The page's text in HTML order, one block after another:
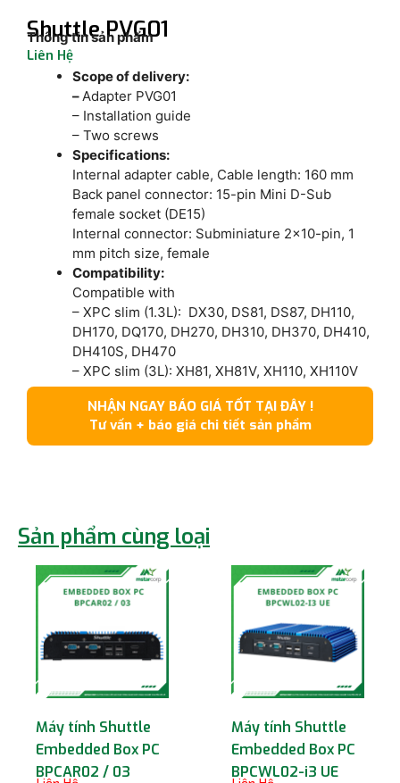
Shuttle PVG01
Liên Hệ
Thông tin sản phẩm
Scope of delivery:
–Adapter PVG01
– Installation guide
– Two screws
Specifications:
Internal adapter cable, Cable length: 160 mm
Back panel connector: 15-pin Mini D-Sub
female socket (DE15)
Internal connector: Subminiature 2×10-pin, 1
mm pitch size, female
Compatibility:
Compatible with
– XPC slim (1.3L): DX30, DS81, DS87, DH110,
DH170, DQ170, DH270, DH310, DH370, DH410,
DH410S, DH470
– XPC slim (3L): XH81, XH81V, XH110, XH110V
NHẬN NGAY BÁO GIÁ TỐT TẠI ĐÂY !
Tư vấn + báo giá chi tiết sản phẩm
Sản phẩm cùng loại
Máy tính Shuttle
Embedded Box PC
BPCAR02 / 03
Máy tính Shuttle
Embedded Box PC
BPCWL02-i3 UE